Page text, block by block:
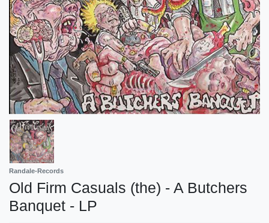
Randale-Records
Old Firm Casuals (the) - A Butchers
Banquet - LP